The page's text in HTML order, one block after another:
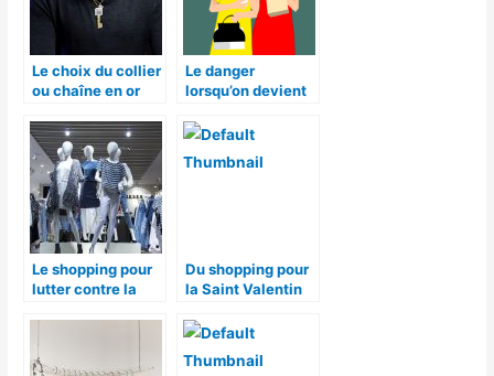
Le choix du collier
ou chaîne en or
chez les hommes
Le danger
lorsqu’on devient
Le shopping pour
lutter contre la
Du shopping pour
la Saint Valentin